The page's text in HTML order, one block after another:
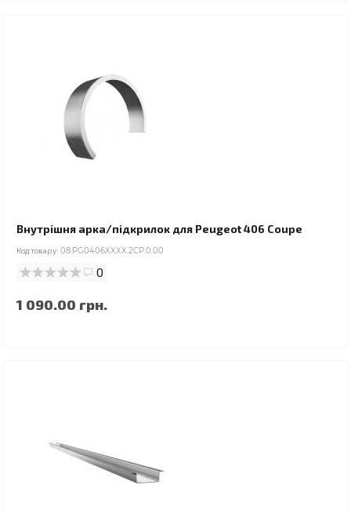
Внутрішня арка/підкрилок для Peugeot 406 Coupe
Код товару: 08.PG0406XXXX.2CP.0.00
0
1 090.00 грн.